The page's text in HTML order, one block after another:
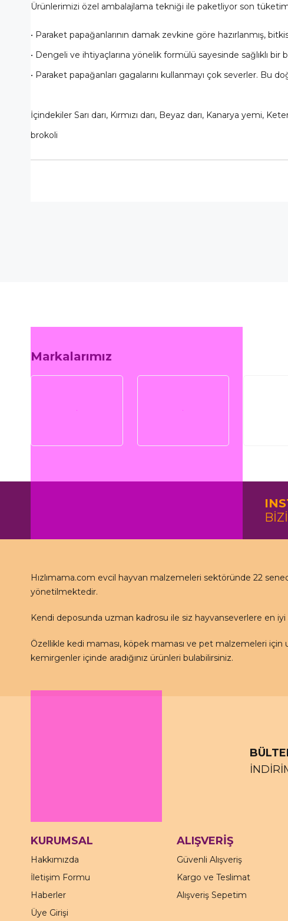
Ürünlerimizi özel ambalajlama tekniği ile paketliyor son tüketim
• Paraket papağanlarının damak zevkine göre hazırlanmış,
• Dengeli ve ihtiyaçlarına yönelik formülü sayesinde sağlıklı
• Paraket papağanları gagalarını kullanmayı çok severler.
İçindekiler Sarı darı, Kırmızı darı, Beyaz darı, Kanarya yemi,
brokoli
Markalarımız
Hızlımama.com evcil hayvan malzemeleri sektöründe 22
yönetilmektedir.
Kendi deposunda uzman kadrosu ile siz hayvanseverlere en
Özellikle kedi maması, köpek maması ve pet malzemeleri için
kemirgenler içinde aradığınız ürünleri bulabilirsiniz.
KURUMSAL
Hakkımızda
İletişim Formu
Haberler
Üye Girişi
ALIŞVERİŞ
Güvenli Alışveriş
Kargo ve Teslimat
Alışveriş Sepetim